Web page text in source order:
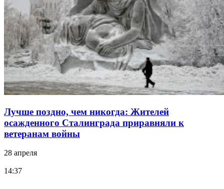
Лучше поздно, чем никогда: Жителей
осажденного Сталинграда приравняли к
ветеранам войны
28 апреля
14:37